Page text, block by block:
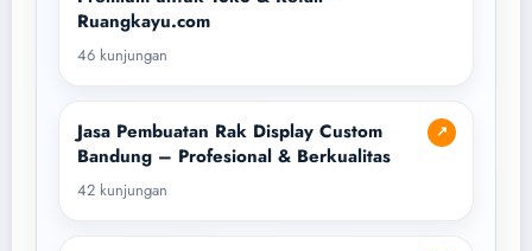
Ruangkayu.com
46 kunjungan
↗
Jasa Pembuatan Rak Display Custom
Bandung – Profesional & Berkualitas
42 kunjungan